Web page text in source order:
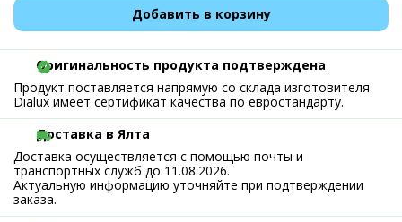
Добавить в корзину
Оригинальность продукта подтверждена
Продукт поставляется напрямую со склада изготовителя.
Dialux имеет сертификат качества по евростандарту.
Доставка в Ялта
Доставка осуществляется с помощью почты и
транспортных служб до 11.08.2026.
Актуальную информацию уточняйте при подтверждении
заказа.